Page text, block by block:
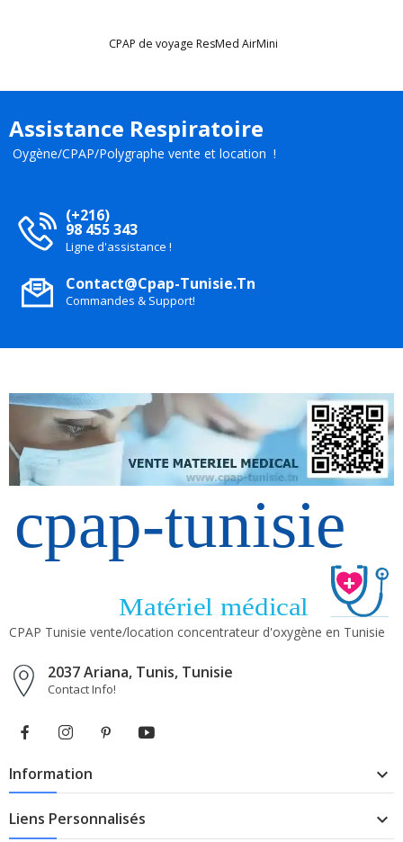
CPAP de voyage ResMed AirMini
Assistance Respiratoire
Oygène/CPAP/Polygraphe vente et location !
(+216)
98 455 343
Ligne d'assistance !
Contact@cpap-Tunisie.tn
Commandes & Support!
CPAP Tunisie vente/location concentrateur d'oxygène en Tunisie
2037 Ariana, Tunis, Tunisie
Contact Info!
Information 
Liens Personnalisés 